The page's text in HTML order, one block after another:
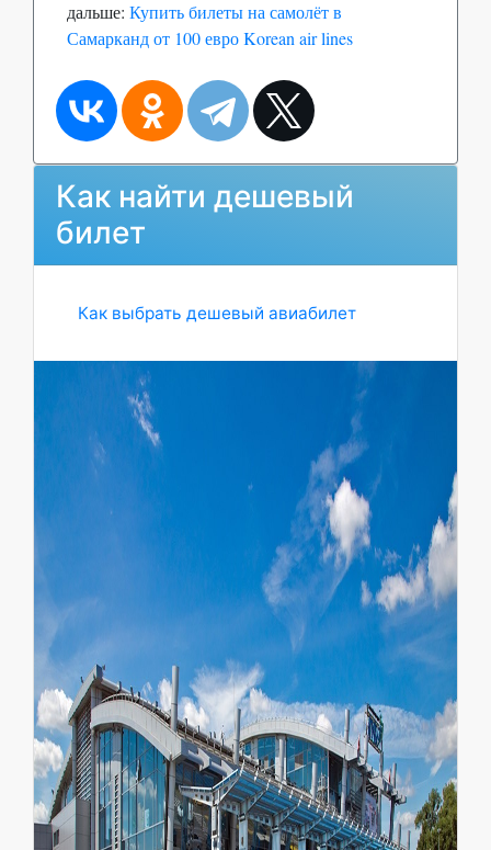
дальше: Купить билеты на самолёт в
Самарканд от 100 евро Korean air lines
Как найти дешевый
билет
Как выбрать дешевый авиабилет